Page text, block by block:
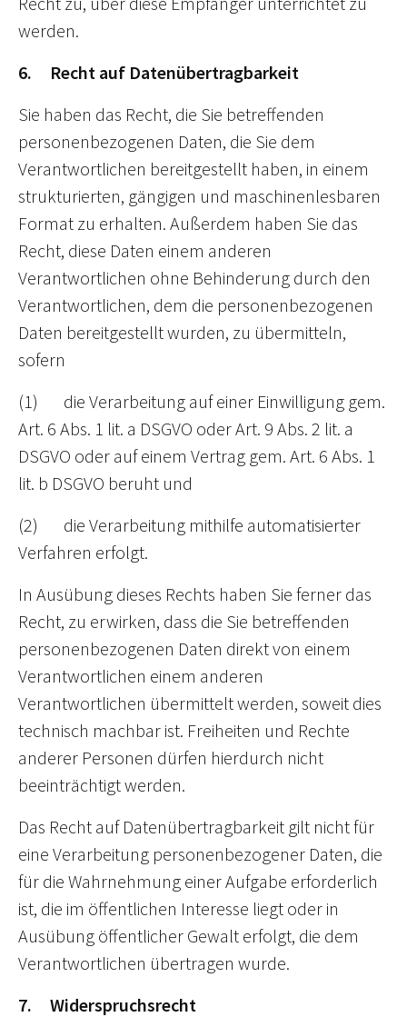
werden.
6. Recht auf Datenübertragbarkeit
Sie haben das Recht, die Sie betreffenden
personenbezogenen Daten, die Sie dem
Verantwortlichen bereitgestellt haben, in einem
strukturierten, gängigen und maschinenlesbaren
Format zu erhalten. Außerdem haben Sie das
Recht, diese Daten einem anderen
Verantwortlichen ohne Behinderung durch den
Verantwortlichen, dem die personenbezogenen
Daten bereitgestellt wurden, zu übermitteln,
sofern
(1) die Verarbeitung auf einer Einwilligung gem.
Art. 6 Abs. 1 lit. a DSGVO oder Art. 9 Abs. 2 lit. a
DSGVO oder auf einem Vertrag gem. Art. 6 Abs. 1
lit. b DSGVO beruht und
(2) die Verarbeitung mithilfe automatisierter
Verfahren erfolgt.
In Ausübung dieses Rechts haben Sie ferner das
Recht, zu erwirken, dass die Sie betreffenden
personenbezogenen Daten direkt von einem
Verantwortlichen einem anderen
Verantwortlichen übermittelt werden, soweit dies
technisch machbar ist. Freiheiten und Rechte
anderer Personen dürfen hierdurch nicht
beeinträchtigt werden.
Das Recht auf Datenübertragbarkeit gilt nicht für
eine Verarbeitung personenbezogener Daten, die
für die Wahrnehmung einer Aufgabe erforderlich
ist, die im öffentlichen Interesse liegt oder in
Ausübung öffentlicher Gewalt erfolgt, die dem
Verantwortlichen übertragen wurde.
7. Widerspruchsrecht